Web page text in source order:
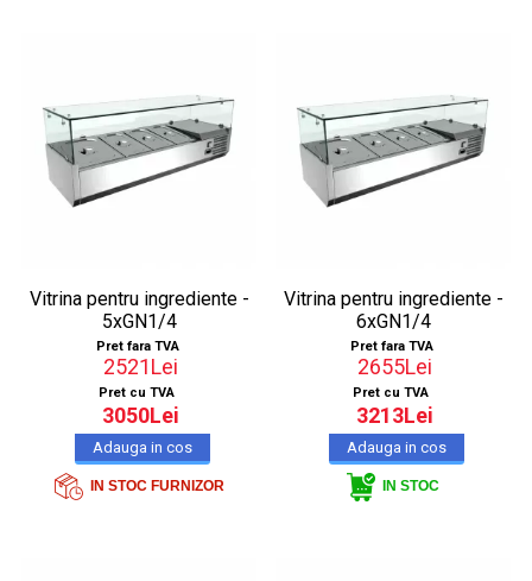
Vitrina pentru ingrediente -
5xGN1/4
Pret fara TVA
2521Lei
Pret cu TVA
3050Lei
IN STOC FURNIZOR
Vitrina pentru ingrediente -
6xGN1/4
Pret fara TVA
2655Lei
Pret cu TVA
3213Lei
IN STOC